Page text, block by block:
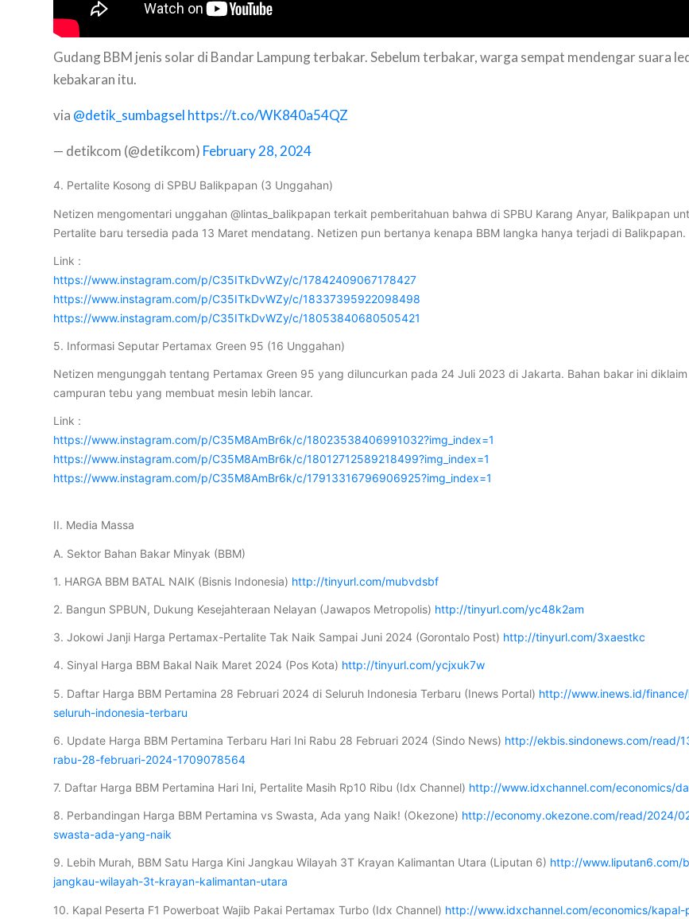
Gudang BBM jenis solar di Bandar Lampung terbakar. Sebelum terbakar, warga sempat mendengar suara
kebakaran itu.
via @detik_sumbagsel https://t.co/WK840a54QZ
— detikcom (@detikcom) February 28, 2024
4. Pertalite Kosong di SPBU Balikpapan (3 Unggahan)
Netizen mengomentari unggahan @lintas_balikpapan terkait pemberitahuan bahwa di SPBU Karang Anyar, Balikpapan
Pertalite baru tersedia pada 13 Maret mendatang. Netizen pun bertanya kenapa BBM langka hanya terjadi di Balikpapan.
Link :
https://www.instagram.com/p/C35ITkDvWZy/c/17842409067178427
https://www.instagram.com/p/C35ITkDvWZy/c/18337395922098498
https://www.instagram.com/p/C35ITkDvWZy/c/18053840680505421
5. Informasi Seputar Pertamax Green 95 (16 Unggahan)
Netizen mengunggah tentang Pertamax Green 95 yang diluncurkan pada 24 Juli 2023 di Jakarta. Bahan bakar ini
campuran tebu yang membuat mesin lebih lancar.
Link :
https://www.instagram.com/p/C35M8AmBr6k/c/18023538406991032?img_index=1
https://www.instagram.com/p/C35M8AmBr6k/c/18012712589218499?img_index=1
https://www.instagram.com/p/C35M8AmBr6k/c/17913316796906925?img_index=1
II. Media Massa
A. Sektor Bahan Bakar Minyak (BBM)
1. HARGA BBM BATAL NAIK (Bisnis Indonesia) http://tinyurl.com/mubvdsbf
2. Bangun SPBUN, Dukung Kesejahteraan Nelayan (Jawapos Metropolis) http://tinyurl.com/yc48k2am
3. Jokowi Janji Harga Pertamax-Pertalite Tak Naik Sampai Juni 2024 (Gorontalo Post) http://tinyurl.com/3xaestkc
4. Sinyal Harga BBM Bakal Naik Maret 2024 (Pos Kota) http://tinyurl.com/ycjxuk7w
5. Daftar Harga BBM Pertamina 28 Februari 2024 di Seluruh Indonesia Terbaru (Inews Portal) http://www.inews.id/
seluruh-indonesia-terbaru
6. Update Harga BBM Pertamina Terbaru Hari Ini Rabu 28 Februari 2024 (Sindo News) http://ekbis.sindonews.com/read/
rabu-28-februari-2024-1709078564
7. Daftar Harga BBM Pertamina Hari Ini, Pertalite Masih Rp10 Ribu (Idx Channel) http://www.idxchannel.com/economics/
8. Perbandingan Harga BBM Pertamina vs Swasta, Ada yang Naik! (Okezone) http://economy.okezone.com/read/2024/
swasta-ada-yang-naik
9. Lebih Murah, BBM Satu Harga Kini Jangkau Wilayah 3T Krayan Kalimantan Utara (Liputan 6) http://www.liputan6.com/
jangkau-wilayah-3t-krayan-kalimantan-utara
10. Kapal Peserta F1 Powerboat Wajib Pakai Pertamax Turbo (Idx Channel) http://www.idxchannel.com/economics/